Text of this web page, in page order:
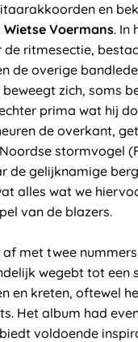
en
Wietse Voermans. In
de ritmesectie,
de overige
beweegt zich, soms
prima wat hij
de overkant,
stormvogel
de gelijknamige
alles wat we
van de blazers.
met twee
wegebt tot een
en kreten, oftewel
Het album had
biedt voldoende